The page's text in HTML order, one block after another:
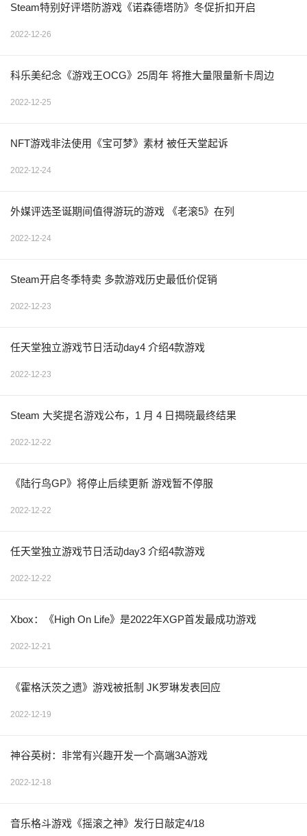
Steam特别好评塔防游戏《诺森德塔防》冬促折扣开启
2022-12-26
科乐美纪念《游戏王OCG》25周年 将推大量限量新卡周边
2022-12-25
NFT游戏非法使用《宝可梦》素材 被任天堂起诉
2022-12-24
外媒评选圣诞期间值得游玩的游戏 《老滚5》在列
2022-12-24
Steam开启冬季特卖 多款游戏历史最低价促销
2022-12-23
任天堂独立游戏节日活动day4 介绍4款游戏
2022-12-23
Steam 大奖提名游戏公布，1 月 4 日揭晓最终结果
2022-12-22
《陆行鸟GP》将停止后续更新 游戏暂不停服
2022-12-22
任天堂独立游戏节日活动day3 介绍4款游戏
2022-12-22
Xbox：《High On Life》是2022年XGP首发最成功游戏
2022-12-21
《霍格沃茨之遗》游戏被抵制 JK罗琳发表回应
2022-12-19
神谷英树：非常有兴趣开发一个高端3A游戏
2022-12-18
音乐格斗游戏《摇滚之神》发行日敲定4/18